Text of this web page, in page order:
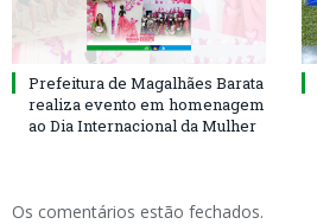
Prefeitura de Magalhães Barata
realiza evento em homenagem
ao Dia Internacional da Mulher
Os comentários estão fechados.